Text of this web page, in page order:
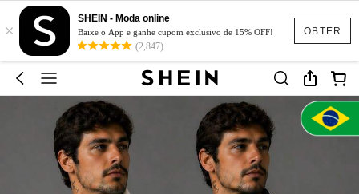
OBTER
×
SHEIN - Moda online
Baixe o App e ganhe cupom exclusivo de 15% OFF!
(2,847)